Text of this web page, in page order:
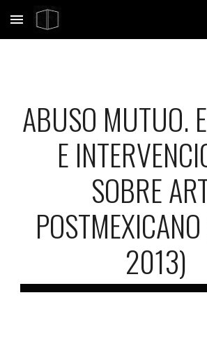
Skip to main content
ABUSO MUTUO.
E
SOBRE
2013)